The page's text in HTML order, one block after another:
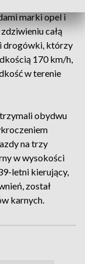
marki opel i
całą
drogówki, którzy
170 km/h,
w terenie
obydwu
na trzy
w wysokości
letni kierujący,
został
karnych.